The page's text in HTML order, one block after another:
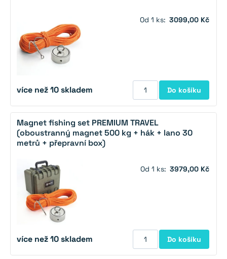
Od 1 ks: 3099,00 Kč
více než 10 skladem Do košíku
Magnet fishing set PREMIUM TRAVEL
(oboustranný magnet 500 kg + hák + lano 30
metrů + přepravní box)
Od 1 ks: 3979,00 Kč
více než 10 skladem Do košíku